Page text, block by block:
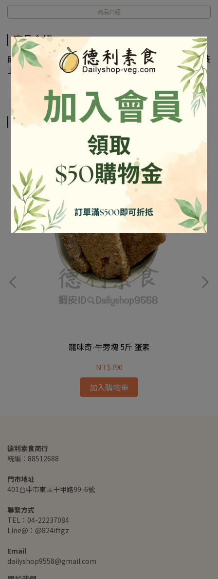
商品介紹
商品介紹
成份及營養標示如圖所示，若與圖片有差異時，以實際包裝
上標示為準
相關商品
龍味奇-牛蒡塊 5斤 蛋素
NT$790
加入購物車
德利素食商行
統編：88512688
門市地址
401台中市東區十甲路99-6號
聯繫方式
TEL：04-22237084
Line@：@824iftgz
Email
dailyshop9558@gmail.com